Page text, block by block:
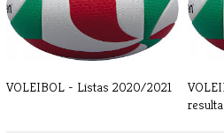
VOLEIBOL - Listas 2020/2021